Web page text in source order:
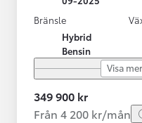
Bränsle
Hybrid
Bensin
Visa mer
349 900 kr
Från 4 200 kr/mån